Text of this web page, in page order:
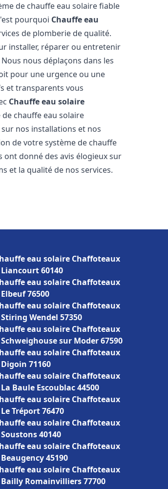
de chauffe eau solaire fiable
pourquoi Chauffe eau
de plomberie de qualité.
installer, réparer ou entretenir
Nous nous déplaçons dans les
pour une urgence ou une
et transparents vous
Chauffe eau solaire
chauffe eau solaire
nos installations et nos
de votre système de chauffe
ont donné des avis élogieux sur
et la qualité de nos services.
eau solaire Chaffoteaux
60140
eau solaire Chaffoteaux
76500
eau solaire Chaffoteaux
Wendel 57350
eau solaire Chaffoteaux
sur Moder 67590
eau solaire Chaffoteaux
71160
eau solaire Chaffoteaux
Baule Escoublac 44500
eau solaire Chaffoteaux
Tréport 76470
eau solaire Chaffoteaux
40140
eau solaire Chaffoteaux
45190
eau solaire Chaffoteaux
Romainvilliers 77700